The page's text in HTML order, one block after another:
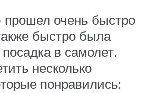
прошел очень быстро
быстро была
в самолет.
несколько
понравились: